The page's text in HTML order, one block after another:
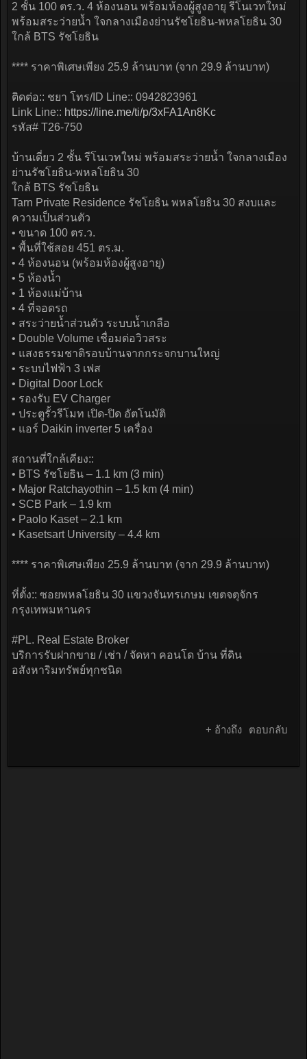
2 ชั้น 100 ตร.ว. 4 ห้องนอน พร้อมห้องผู้สูงอายุ รีโนเวทใหม่
พร้อมสระว่ายน้ำ ใจกลางเมืองย่านรัชโยธิน-พหลโยธิน 30
ใกล้ BTS รัชโยธิน
**** ราคาพิเศษเพียง 25.9 ล้านบาท (จาก 29.9 ล้านบาท)
ติดต่อ:: ชยา โทร/ID Line:: 0942823961
Link Line:: https://line.me/ti/p/3xFA1An8Kc
รหัส# T26-750
บ้านเดี่ยว 2 ชั้น รีโนเวทใหม่ พร้อมสระว่ายน้ำ ใจกลางเมือง
ย่านรัชโยธิน-พหลโยธิน 30
ใกล้ BTS รัชโยธิน
Tarn Private Residence รัชโยธิน พหลโยธิน 30 สงบและ
ความเป็นส่วนตัว
• ขนาด 100 ตร.ว.
• พื้นที่ใช้สอย 451 ตร.ม.
• 4 ห้องนอน (พร้อมห้องผู้สูงอายุ)
• 5 ห้องน้ำ
• 1 ห้องแม่บ้าน
• 4 ที่จอดรถ
• สระว่ายน้ำส่วนตัว ระบบน้ำเกลือ
• Double Volume เชื่อมต่อวิวสระ
• แสงธรรมชาติรอบบ้านจากกระจกบานใหญ่
• ระบบไฟฟ้า 3 เฟส
• Digital Door Lock
• รองรับ EV Charger
• ประตูรั้วรีโมท เปิด-ปิด อัตโนมัติ
• แอร์ Daikin inverter 5 เครื่อง
สถานที่ใกล้เคียง::
• BTS รัชโยธิน – 1.1 km (3 min)
• Major Ratchayothin – 1.5 km (4 min)
• SCB Park – 1.9 km
• Paolo Kaset – 2.1 km
• Kasetsart University – 4.4 km
**** ราคาพิเศษเพียง 25.9 ล้านบาท (จาก 29.9 ล้านบาท)
ที่ตั้ง:: ซอยพหลโยธิน 30 แขวงจันทรเกษม เขตจตุจักร
กรุงเทพมหานคร
#PL. Real Estate Broker
บริการรับฝากขาย / เช่า / จัดหา คอนโด บ้าน ที่ดิน
อสังหาริมทรัพย์ทุกชนิด
+ อ้างถึง ตอบกลับ